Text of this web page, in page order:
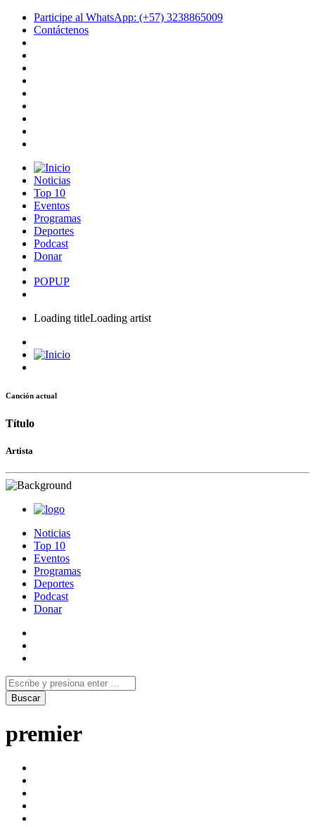
Participe al WhatsApp: (+57) 3238865009
Contáctenos
Noticias
Top 10
Eventos
Programas
Deportes
Podcast
Donar
POPUP
Loading titleLoading artist
Canción actual
Título
Artista
Noticias
Top 10
Eventos
Programas
Deportes
Podcast
Donar
premier